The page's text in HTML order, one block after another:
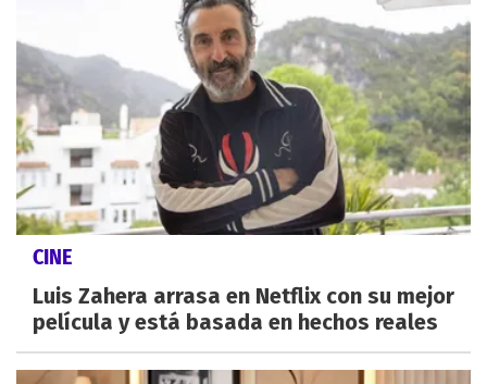
CINE
Luis Zahera arrasa en Netflix con su mejor
película y está basada en hechos reales